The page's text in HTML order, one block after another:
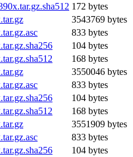
172 bytes
3543769 bytes
833 bytes
104 bytes
168 bytes
3550046 bytes
833 bytes
104 bytes
168 bytes
3551909 bytes
833 bytes
104 bytes